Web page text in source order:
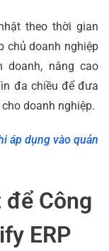
theo thời gian
chủ doanh nghiệp
doanh, nâng cao
đa chiều để đưa
doanh nghiệp.
áp dụng vào quản
Công
ERP